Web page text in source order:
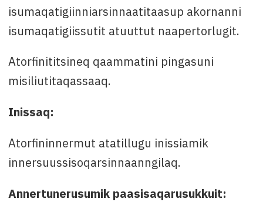
isumaqatigiinniarsinnaatitaasup akornanni
isumaqatigiissutit atuuttut naapertorlugit.
Atorfinititsineq qaammatini pingasuni
misiliutitaqassaaq.
Inissaq:
Atorfininnermut atatillugu inissiamik
innersuussisoqarsinnaanngilaq.
Annertunerusumik paasisaqarusukkuit: